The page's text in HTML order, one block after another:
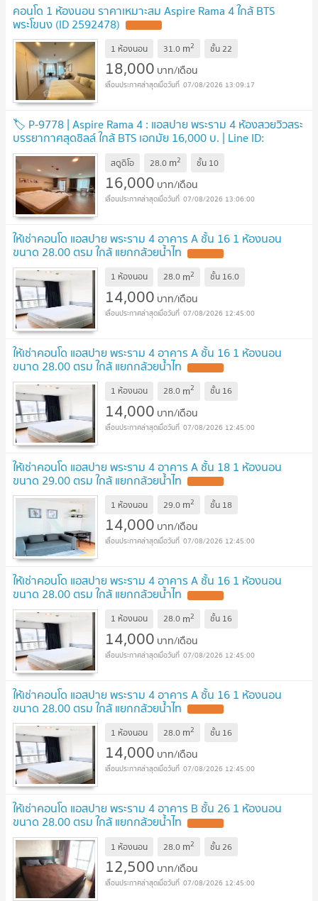
คอนโด 1 ห้องนอน ราคาเหมาะสม Aspire Rama 4 ใกล้ BTS
พระโขนง (ID 2592478)
1 ห้องนอน 31.0 m2 ชั้น22
18,000 บาท/เดือน
07/08/2026 13:09:17
🏷 P-9778 | Aspire Rama 4 : แอสปาย พระราม 4 ห้องสวยวิวสระ
บรรยากาศสุดชิลล์ ใกล้ BTS เอกมัย 16,000 บ. | Line ID:
@easycondoplus | 099-229-6397
สตูดิโอ 28.0 m2 ชั้น 10
16,000 บาท/เดือน
07/08/2026 13:06:00
ให้เช่าคอนโด แอสปาย พระราม 4 อาคาร A ชั้น 16 1 ห้องนอน
ขนาด 28.00 ตรม ใกล้ แยกกล้วยน้ำไท
1 ห้องนอน 28.0 m2 ชั้น 16.0
14,000 บาท/เดือน
07/08/2026 12:45:00
ให้เช่าคอนโด แอสปาย พระราม 4 อาคาร A ชั้น 16 1 ห้องนอน
ขนาด 28.00 ตรม ใกล้ แยกกล้วยน้ำไท
1 ห้องนอน 28.0 m2 ชั้น 16
14,000 บาท/เดือน
07/08/2026 12:45:00
ให้เช่าคอนโด แอสปาย พระราม 4 อาคาร A ชั้น 18 1 ห้องนอน
ขนาด 29.00 ตรม ใกล้ แยกกล้วยน้ำไท
1 ห้องนอน 29.0 m2 ชั้น 18
14,000 บาท/เดือน
07/08/2026 12:45:00
ให้เช่าคอนโด แอสปาย พระราม 4 อาคาร A ชั้น 16 1 ห้องนอน
ขนาด 28.00 ตรม ใกล้ แยกกล้วยน้ำไท
1 ห้องนอน 28.0 m2 ชั้น 16
14,000 บาท/เดือน
07/08/2026 12:45:00
ให้เช่าคอนโด แอสปาย พระราม 4 อาคาร A ชั้น 16 1 ห้องนอน
ขนาด 28.00 ตรม ใกล้ แยกกล้วยน้ำไท
1 ห้องนอน 28.0 m2 ชั้น 16
14,000 บาท/เดือน
07/08/2026 12:45:00
ให้เช่าคอนโด แอสปาย พระราม 4 อาคาร B ชั้น 26 1 ห้องนอน
ขนาด 28.00 ตรม ใกล้ แยกกล้วยน้ำไท
1 ห้องนอน 28.0 m2 ชั้น26
12,500 บาท/เดือน
07/08/2026 12:45:00